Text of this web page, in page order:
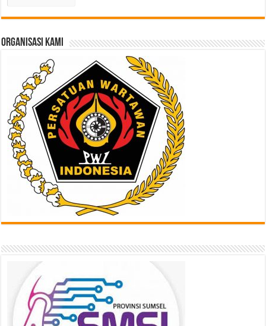
Lampau
di
ORGANISASI KAMI